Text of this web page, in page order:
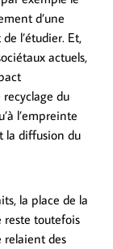
d’une
l’étudier. Et,
actuels,
du
l’empreinte
la diffusion du
la place de la
reste toutefois
relaient des